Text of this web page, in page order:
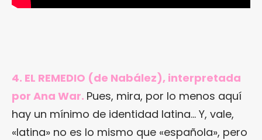
4. EL REMEDIO (de Nabález), interpretada
por Ana War. Pues, mira, por lo menos aquí
hay un mínimo de identidad latina… Y, vale,
«latina» no es lo mismo que «española», pero